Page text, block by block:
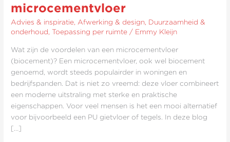
microcementvloer
Advies & inspiratie, Afwerking & design, Duurzaamheid &
onderhoud ,Toepassing per ruimte / Emmy Kleijn
Wat zijn de voordelen van een microcementvloer
(biocement)? Een microcementvloer, ook wel biocement
genoemd, wordt steeds populairder in woningen en
bedrijfspanden. Dat is niet zo vreemd: deze vloer combineert
een moderne uitstraling met sterke en praktische
eigenschappen. Voor veel mensen is het een mooi alternatief
voor bijvoorbeeld een PU gietvloer of tegels. In deze blog
[…]
de
voordelen
van
een
microcementvloer